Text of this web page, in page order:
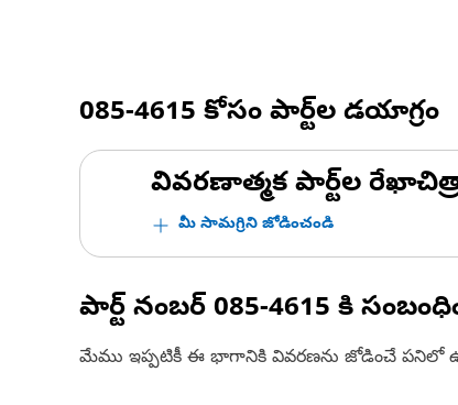
085-4615 కోసం పార్ట్‌ల డయాగ్రం
వివరణాత్మక పార్ట్‌ల
మీ సామగ్రిని జోడించండి
పార్ట్ నంబర్ 085-4615 కి
మేము ఇప్పటికీ ఈ భాగానికి వివరణను జోడించే పనిలో